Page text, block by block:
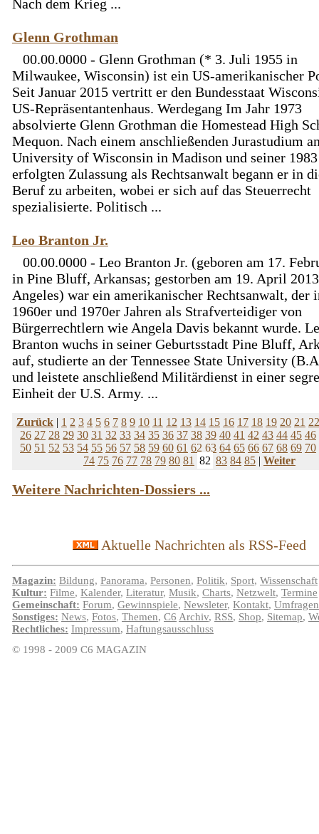
Nach dem Krieg ...
Glenn Grothman
00.00.0000 - Glenn Grothman (* 3. Juli 1955 in
Milwaukee, Wisconsin) ist ein US-amerikanischer
Seit Januar 2015 vertritt er den Bundesstaat
US-Repräsentantenhaus. Werdegang Im Jahr 1973
absolvierte Glenn Grothman die Homestead High
Mequon. Nach einem anschließenden Jurastudium
University of Wisconsin in Madison und seiner 1983
erfolgten Zulassung als Rechtsanwalt begann er in
Beruf zu arbeiten, wobei er sich auf das Steuerrecht
spezialisierte. Politisch ...
Leo Branton Jr.
00.00.0000 - Leo Branton Jr. (geboren am 17.
in Pine Bluff, Arkansas; gestorben am 19. April
Angeles) war ein amerikanischer Rechtsanwalt, der
1960er und 1970er Jahren als Strafverteidiger von
Bürgerrechtlern wie Angela Davis bekannt wurde.
Branton wuchs in seiner Geburtsstadt Pine Bluff,
auf, studierte an der Tennessee State University
und leistete anschließend Militärdienst in einer
Einheit der U.S. Army. ...
Zurück | 1 2 3 4 5 6 7 8 9 10 11 12 13 14 15 16 17 18 19 20 21 22
26 27 28 29 30 31 32 33 34 35 36 37 38 39 40 41 42 43 44 45 46
50 51 52 53 54 55 56 57 58 59 60 61 62 63 64 65 66 67 68 69 70
74 75 76 77 78 79 80 81 82 83 84 85 | Weiter
Weitere Nachrichten-Dossiers ...
Aktuelle Nachrichten als RSS-Feed
Magazin: Bildung, Panorama, Personen, Politik, Sport, Wissenschaft
Kultur: Filme, Kalender, Literatur, Musik, Charts, Netzwelt, Termine
Gemeinschaft: Forum, Gewinnspiele, Newsleter, Kontakt, Umfragen
Sonstiges: News, Fotos, Themen, C6 Archiv, RSS, Shop, Sitemap,
Rechtliches: Impressum, Haftungsausschluss
© 1998 - 2009 C6 MAGAZIN